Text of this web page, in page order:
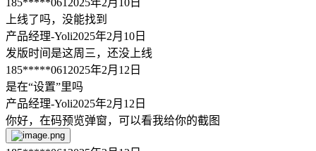
上线了吗，没能找到
产品经理-Yoli2025年2月10日
发版时间是这周三，还没上线
185*****061 2025年2月12日
是在“设置”里吗
产品经理-Yoli2025年2月12日
你好，在码预览弹窗，可以看我给你的截图